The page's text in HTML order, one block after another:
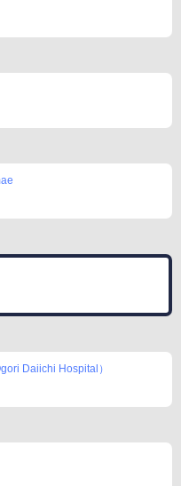
Daiichi Hospital）